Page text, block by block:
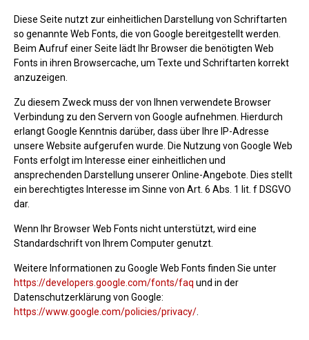
Diese Seite nutzt zur einheitlichen Darstellung von Schriftarten
so genannte Web Fonts, die von Google bereitgestellt werden.
Beim Aufruf einer Seite lädt Ihr Browser die benötigten Web
Fonts in ihren Browsercache, um Texte und Schriftarten korrekt
anzuzeigen.
Zu diesem Zweck muss der von Ihnen verwendete Browser
Verbindung zu den Servern von Google aufnehmen. Hierdurch
erlangt Google Kenntnis darüber, dass über Ihre IP-Adresse
unsere Website aufgerufen wurde. Die Nutzung von Google Web
Fonts erfolgt im Interesse einer einheitlichen und
ansprechenden Darstellung unserer Online-Angebote. Dies stellt
ein berechtigtes Interesse im Sinne von Art. 6 Abs. 1 lit. f DSGVO
dar.
Wenn Ihr Browser Web Fonts nicht unterstützt, wird eine
Standardschrift von Ihrem Computer genutzt.
Weitere Informationen zu Google Web Fonts finden Sie unter
https://developers.google.com/fonts/faq und in der
Datenschutzerklärung von Google:
https://www.google.com/policies/privacy/